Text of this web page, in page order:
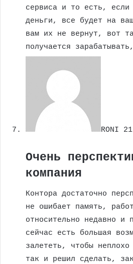
сервиса и то есть, если
деньги, все будет на
вам их не вернут, вот
получается
RONI
Очень
компания
Контора достаточно
не ошибает память,
относительно недавно и
сейчас есть большая
залететь, чтобы
так и решил сделать,